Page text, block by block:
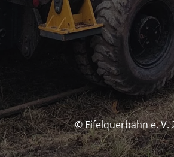
© Eifelquerbahn e. V.